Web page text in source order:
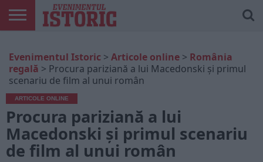
ONLINE
EDIȚII
TIPĂRITE
ISTORIC
PLAY
CONTUL
MEU
Evenimentul Istoric > Articole online > România
regală > Procura pariziană a lui Macedonski și primul
scenariu de film al unui român
ARTICOLE ONLINE
Procura pariziană a lui
Macedonski și primul scenariu
de film al unui român